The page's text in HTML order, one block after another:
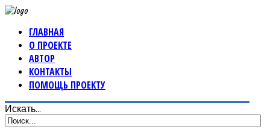
ГЛАВНАЯ
О ПРОЕКТЕ
АВТОР
КОНТАКТЫ
ПОМОЩЬ ПРОЕКТУ
Искать...